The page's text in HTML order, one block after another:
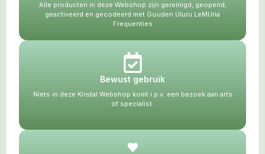
Alle producten in deze Webshop zijn gereinigd, geopend,
geactiveerd en gecodeerd met Gouden Uluru LeMUria
Frequenties
Bewust gebruik
Niets in deze Kristal Webshop komt i.p.v. een bezoek aan arts
of specialist.